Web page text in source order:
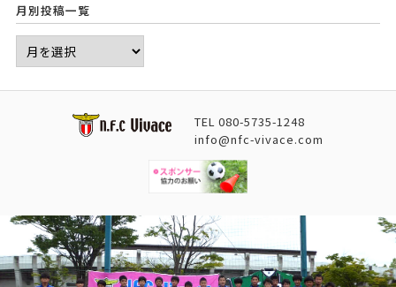
月別投稿一覧
TEL 080-5735-1248
info@nfc-vivace.com